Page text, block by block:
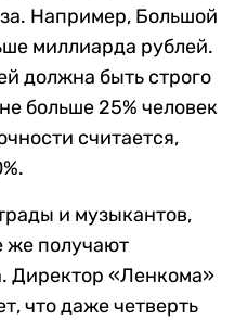
Например, Большой
миллиарда рублей.
должна быть строго
больше 25% человек
считается,
и музыкантов,
же получают
Директор «Ленкома»
что даже четверть